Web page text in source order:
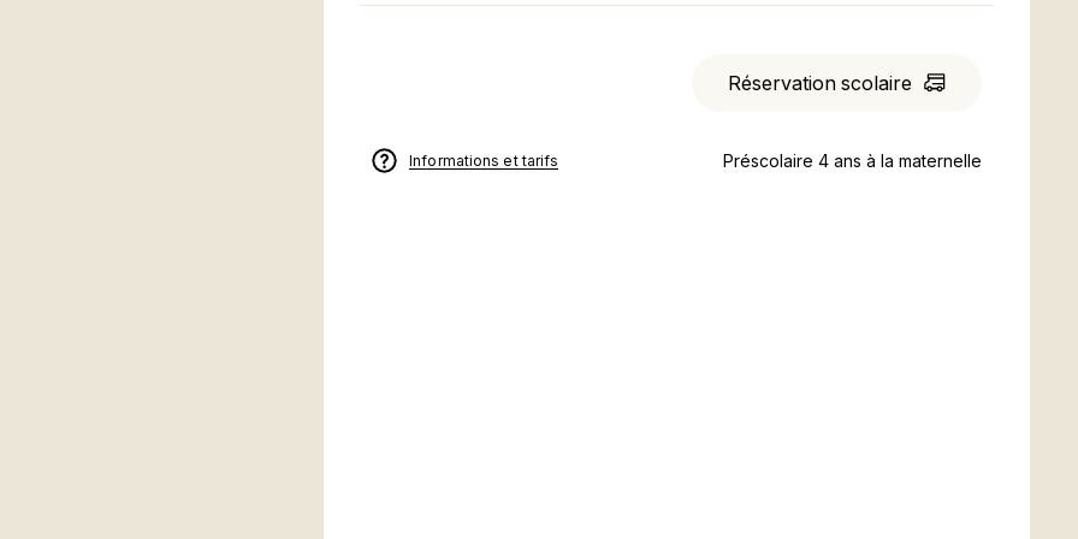
Réservation scolaire
Informations et tarifs Préscolaire 4 ans à la maternelle